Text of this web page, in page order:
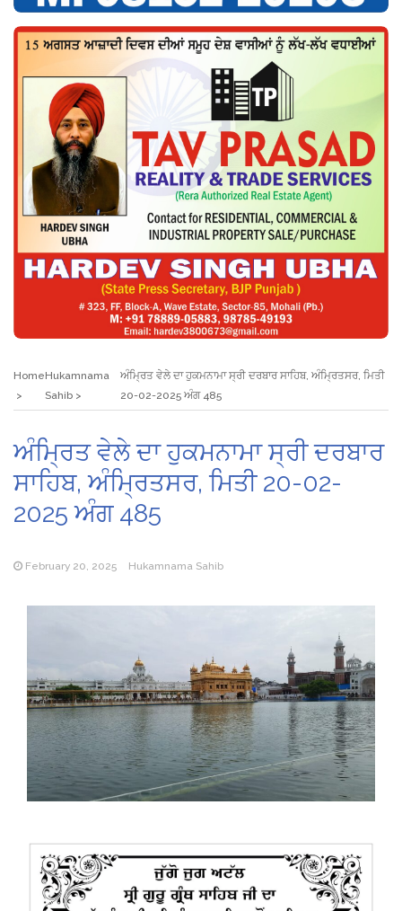
HomeHukamnama
Sahib
ਅੰਮ੍ਰਿਤ ਵੇਲੇ ਦਾ ਹੁਕਮਨਾਮਾ ਸ੍ਰੀ ਦਰਬਾਰ ਸਾਹਿਬ, ਅੰਮ੍ਰਿਤਸਰ, ਮਿਤੀ
20-02-2025 ਅੰਗ 485
ਅੰਮ੍ਰਿਤ ਵੇਲੇ ਦਾ ਹੁਕਮਨਾਮਾ ਸ੍ਰੀ ਦਰਬਾਰ
ਸਾਹਿਬ, ਅੰਮ੍ਰਿਤਸਰ, ਮਿਤੀ 20-02-
2025 ਅੰਗ 485
February 20, 2025 Hukamnama Sahib